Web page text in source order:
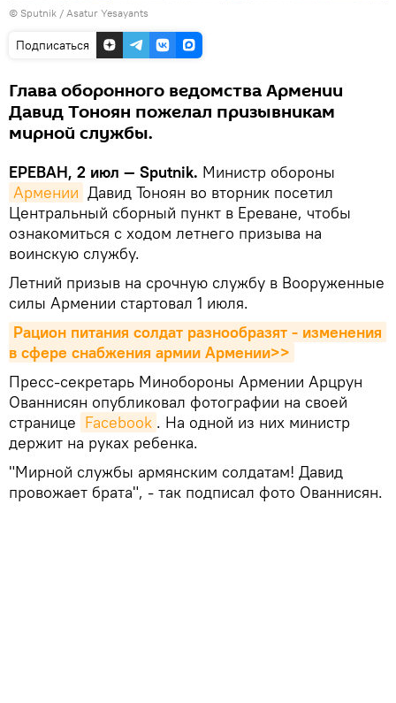
© Sputnik / Asatur Yesayants
Подписаться
Глава оборонного ведомства Армении
Давид Тоноян пожелал призывникам
мирной службы.
ЕРЕВАН, 2 июл — Sputnik. Министр обороны
Армении Давид Тоноян во вторник посетил
Центральный сборный пункт в Ереване, чтобы
ознакомиться с ходом летнего призыва на
воинскую службу.
Летний призыв на срочную службу в Вооруженные
силы Армении стартовал 1 июля.
Рацион питания солдат разнообразят - изменения
в сфере снабжения армии Армении>>
Пресс-секретарь Минобороны Армении Арцрун
Ованнисян опубликовал фотографии на своей
странице Facebook . На одной из них министр
держит на руках ребенка.
"Мирной службы армянским солдатам! Давид
провожает брата", - так подписал фото Ованнисян.